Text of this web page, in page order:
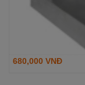
680,000 VNĐ